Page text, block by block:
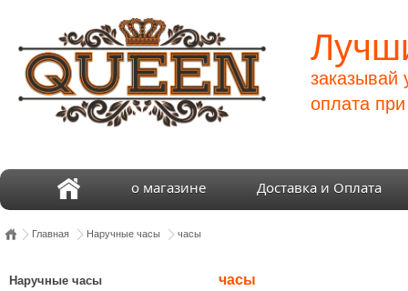
заказывай
оплата
о магазине Доставка и Оплата
Главная Наручные часы часы
Наручные часы часы